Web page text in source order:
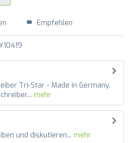
Empfehlen
Tri-Star - Made in Germany.
mehr
und diskutieren... mehr